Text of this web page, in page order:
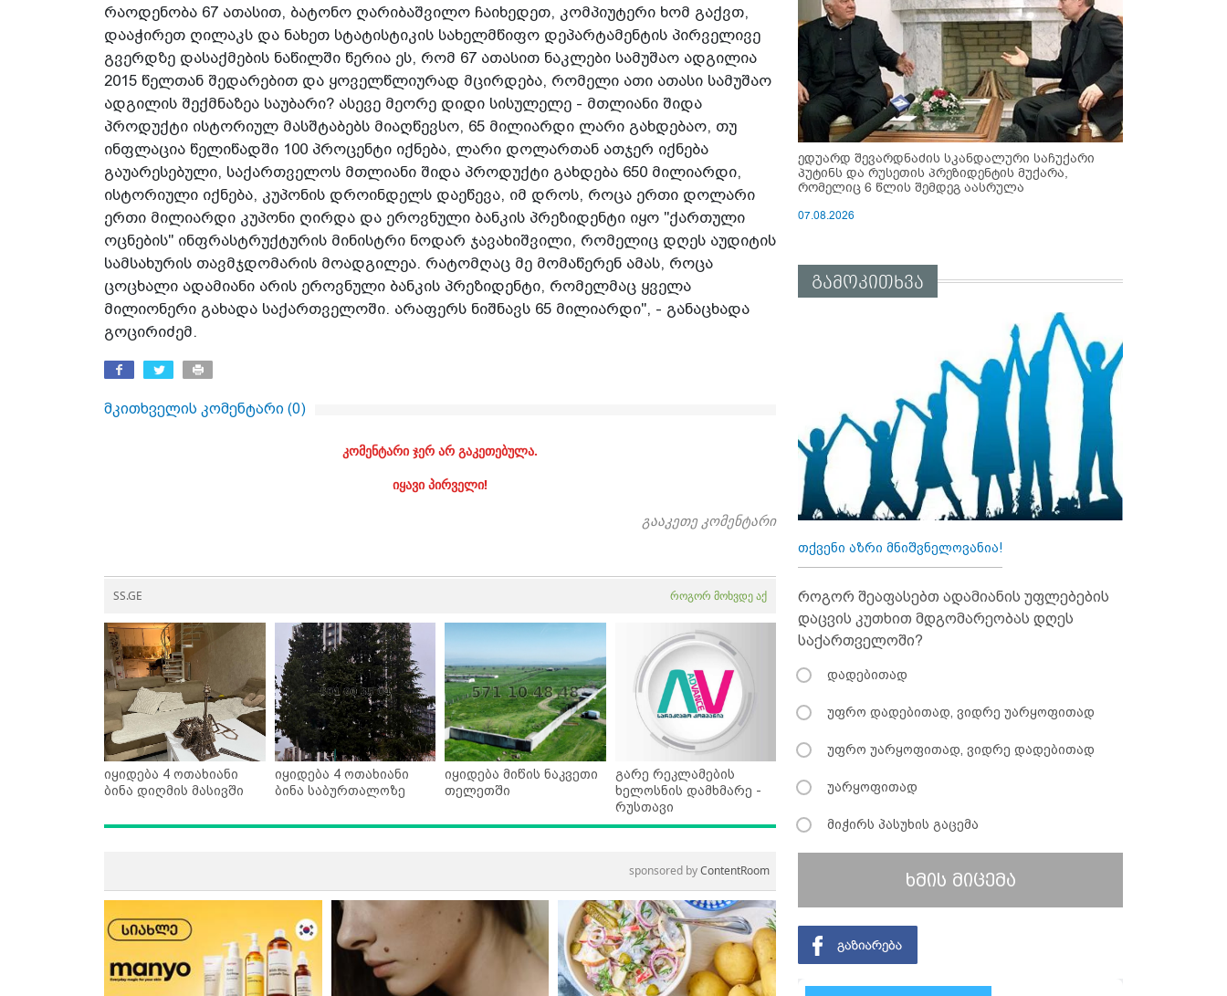
რაოდენობა 67 ათასით, ბატონო ღარიბაშვილო ჩაიხედეთ, კომპიუტერი ხომ გაქვთ,
დააჭირეთ ღილაკს და ნახეთ სტატისტიკის სახელმწიფო დეპარტამენტის პირველივე
გვერდზე დასაქმების ნაწილში წერია ეს, რომ 67 ათასით ნაკლები სამუშაო ადგილია
2015 წელთან შედარებით და ყოველწლიურად მცირდება, რომელი ათი ათასი სამუშაო
ადგილის შექმნაზეა საუბარი? ასევე მეორე დიდი სისულელე - მთლიანი შიდა
პროდუქტი ისტორიულ მასშტაბებს მიაღწევსო, 65 მილიარდი ლარი გახდებაო, თუ
ინფლაცია წელიწადში 100 პროცენტი იქნება, ლარი დოლართან ათჯერ იქნება
გაუარესებული, საქართველოს მთლიანი შიდა პროდუქტი გახდება 650 მილიარდი,
ისტორიული იქნება, კუპონის დროინდელს დაეწევა, იმ დროს, როცა ერთი დოლარი
ერთი მილიარდი კუპონი ღირდა და ეროვნული ბანკის პრეზიდენტი იყო "ქართული
ოცნების" ინფრასტრუქტურის მინისტრი ნოდარ ჯავახიშვილი, რომელიც დღეს აუდიტის
სამსახურის თავმჯდომარის მოადგილეა. რატომღაც მე მომაწერენ ამას, როცა
ცოცხალი ადამიანი არის ეროვნული ბანკის პრეზიდენტი, რომელმაც ყველა
მილიონერი გახადა საქართველოში. არაფერს ნიშნავს 65 მილიარდი", - განაცხადა
გოცირიძემ.
მკითხველის კომენტარი (0)
კომენტარი ჯერ არ გაკეთებულა.
იყავი პირველი!
გააკეთე კომენტარი
SS.GE როგორ მოხვდე აქ
იყიდება 4 ოთახიანი
ბინა დიღმის მასივში
იყიდება 4 ოთახიანი
ბინა საბურთალოზე
იყიდება მიწის ნაკვეთი
თელეთში
გარე რეკლამების
ხელოსნის დამხმარე -
რუსთავი
sponsored byContentRoom
ედუარდ შევარდნაძის სკანდალური საჩუქარი
პუტინს და რუსეთის პრეზიდენტის მუქარა,
რომელიც 6 წლის შემდეგ აასრულა
07.08.2026
გამოკითხვა
თქვენი აზრი მნიშვნელოვანია!
როგორ შეაფასებთ ადამიანის უფლებების
დაცვის კუთხით მდგომარეობას დღეს
საქართველოში?
დადებითად
უფრო დადებითად, ვიდრე უარყოფითად
უფრო უარყოფითად, ვიდრე დადებითად
უარყოფითად
მიჭირს პასუხის გაცემა
ხმის მიცემა